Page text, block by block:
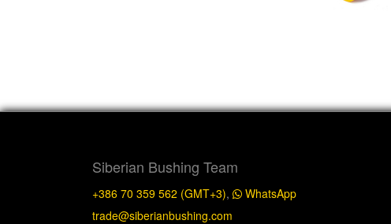
Siberian Bushing Team
+386 70 359 562 (GMT+3),
WhatsApp
trade@siberianbushing.com